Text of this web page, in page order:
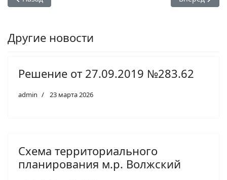
Другие новости
Решение от 27.09.2019 №283.62
admin 23 марта 2026
Схема территориального
планирования м.р. Волжский